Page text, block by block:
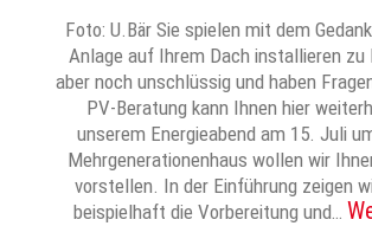
Foto: U.Bär Sie spielen mit dem
Anlage auf Ihrem Dach installieren zu
aber noch unschlüssig und haben
PV-Beratung kann Ihnen hier
unserem Energieabend am 15. Juli
Mehrgenerationenhaus wollen wir
vorstellen. In der Einführung zeigen
beispielhaft die Vorbereitung und…